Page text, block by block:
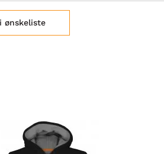
ønskeliste